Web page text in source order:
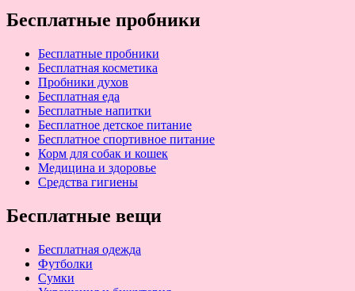
Бесплатные пробники
Бесплатные пробники
Бесплатная косметика
Пробники духов
Бесплатная еда
Бесплатные напитки
Бесплатное детское питание
Бесплатное спортивное питание
Корм для собак и кошек
Медицина и здоровье
Средства гигиены
Бесплатные вещи
Бесплатная одежда
Футболки
Сумки